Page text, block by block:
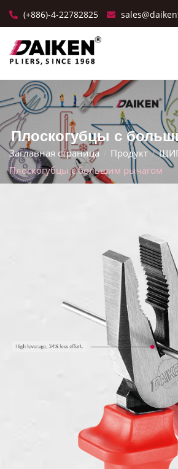
(+886)-4-22782825
Плоскогубцы с
Заглавная страница Продукт
Плоскогубцы с большим рычагом